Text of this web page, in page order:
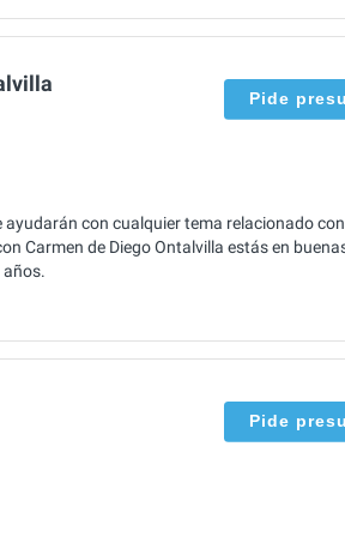
Pide
con cualquier tema relacionado
Carmen de Diego Ontalvilla estás en
Pide